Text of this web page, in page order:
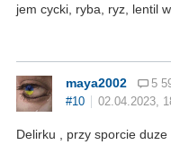
jem cycki, ryba, ryz, lentil
maya2002
5
#10
02.04.2023,
Delirku , przy sporcie